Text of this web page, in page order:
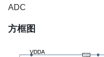
ADC
方框图